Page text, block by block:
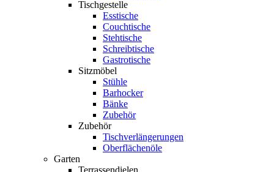
Tischgestelle
Esstische
Couchtische
Stehtische
Schreibtische
Gastrotische
Sitzmöbel
Stühle
Barhocker
Bänke
Zubehör
Zubehör
Tischverlängerungen
Oberflächenöle
Garten
Terrassendielen